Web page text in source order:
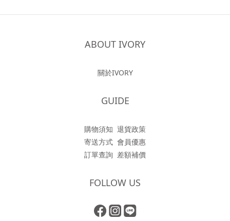
ABOUT IVORY
關於IVORY
GUIDE
購物須知 退貨政策
寄送方式 會員優惠
訂單查詢 差額補價
FOLLOW US